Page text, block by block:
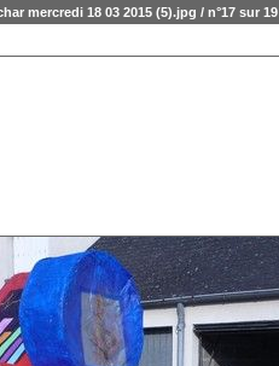
mercredi 18 03 2015 (5).jpg / n°17 sur 19